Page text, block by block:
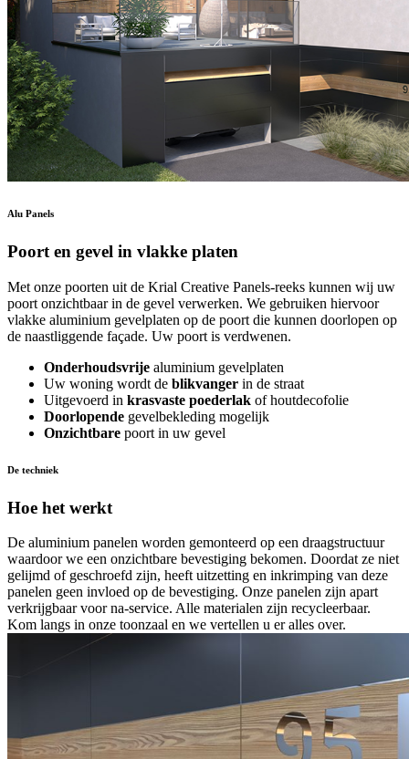
Alu Panels
Poort en gevel in vlakke platen
Met onze poorten uit de Krial Creative Panels-reeks kunnen wij uw
poort onzichtbaar in de gevel verwerken. We gebruiken hiervoor
vlakke aluminium gevelplaten op de poort die kunnen doorlopen op
de naastliggende façade. Uw poort is verdwenen.
Onderhoudsvrije aluminium gevelplaten
Uw woning wordt de blikvanger in de straat
Uitgevoerd in krasvaste poederlak of houtdecofolie
Doorlopende gevelbekleding mogelijk
Onzichtbare poort in uw gevel
De techniek
Hoe het werkt
De aluminium panelen worden gemonteerd op een draagstructuur
waardoor we een onzichtbare bevestiging bekomen. Doordat ze niet
gelijmd of geschroefd zijn, heeft uitzetting en inkrimping van deze
panelen geen invloed op de bevestiging. Onze panelen zijn apart
verkrijgbaar voor na-service. Alle materialen zijn recycleerbaar.
Kom langs in onze toonzaal en we vertellen u er alles over.